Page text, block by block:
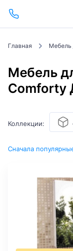
Главная Мебель
Мебель
Comforty
Коллекции:
Сначала